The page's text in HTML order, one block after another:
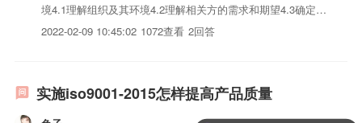
境4.1理解组织及其环境4.2理解相关方的需求和期望4.3确定质
量管理体系的范围4.4质量管理体系及过程5.领导作用5.1领导
2022-02-09 10:45:02 1072查看 2回答
实施iso9001-2015怎样提高产品质量